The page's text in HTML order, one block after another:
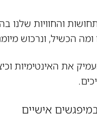
והחוויות שלנו
הכשיל, ונרכוש
את האינטימיות
אישיים